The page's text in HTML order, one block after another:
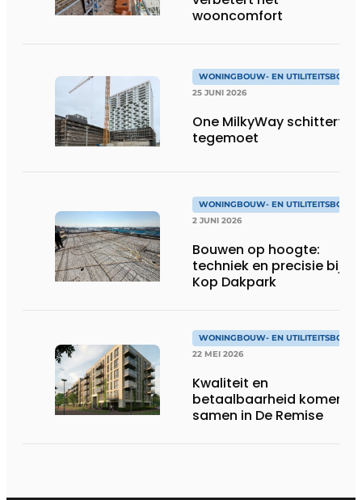
wooncomfort
WONINGBOUW- EN UTILITEITSBOUW
25 JUNI 2026
One MilkyWay schittert je
tegemoet
WONINGBOUW- EN UTILITEITSBOUW
2 JUNI 2026
Bouwen op hoogte:
techniek en precisie bij
Kop Dakpark
WONINGBOUW- EN UTILITEITSBOUW
22 MEI 2026
Kwaliteit en
betaalbaarheid komen
samen in De Remise